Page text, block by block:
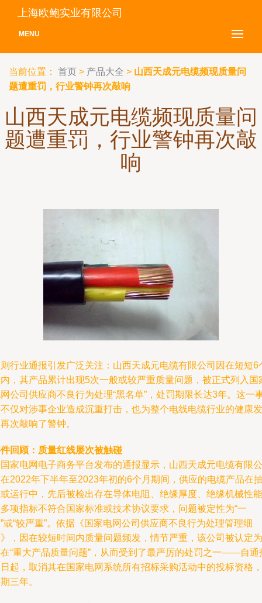
上海欧鲍实业有限公司
MENU
当前位置： 首页 > 产品大全 > 山西天成元电缆频现质量问
题遭重罚，行业警钟再次敲响
山西天成元电缆频现质量问
题遭重罚，行业警钟再次敲
响
行业通报引发广泛关注：山西天成元电缆有限公司因在短短6
，其产品累计出现5次一般或较严重质量问题，被正式列入国
公司供应商不良行为处理“黑名单”，处罚期限长达3年。这一
仅对涉事企业造成沉重打击，也为整个电线电缆行业的健康发
次敲响了警钟。
回顾：质量红线屡次被触碰
家电网电子商务平台发布的通报显示，山西天成元电缆有限公
2022年下半年至2023年初的6个月期间，供应的电缆产品在
运行中，先后被检出存在导体电阻、绝缘厚度、绝缘机械性能
项指标不符合国家标准或技术协议要求，问题被定性为“一
或“较严重”。依据《国家电网公司供应商不良行为处理管理细
，因在较短时间内质量问题频发，情节严重，该公司被认定为
“重大产品质量问题”，从而受到了最严厉的处罚之一——自通
起，取消其在国家电网系统所有招标采购活动中的投标资格，
三年。